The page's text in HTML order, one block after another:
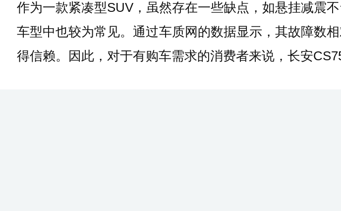
作为一款紧凑型SUV，虽然存在一些缺点，如悬挂减震
车型中也较为常见。通过车质网的数据显示，其故障数
得信赖。因此，对于有购车需求的消费者来说，长安